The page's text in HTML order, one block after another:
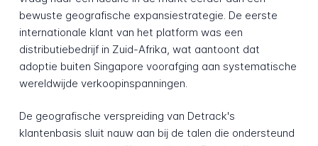
bewuste geografische expansiestrategie. De eerste
internationale klant van het platform was een
distributiebedrijf in Zuid-Afrika, wat aantoont dat
adoptie buiten Singapore voorafging aan systematische
wereldwijde verkoopinspanningen.
De geografische verspreiding van Detrack's
klantenbasis sluit nauw aan bij de talen die ondersteund